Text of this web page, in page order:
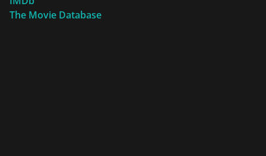
The Movie Database